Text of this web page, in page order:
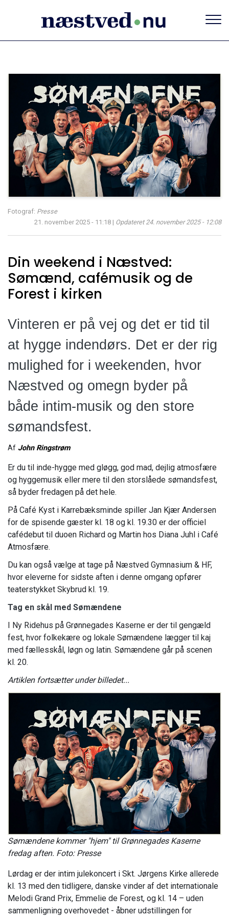
hovedindhold
Fotograf: Presse
21. november 2025 - 11:18 | Opdateret24. november 2025 - 12:08
Din weekend i Næstved:
Sømænd, cafémusik og de
Forest i kirken
Vinteren er på vej og det er tid til
at hygge indendørs. Det er der rig
mulighed for i weekenden, hvor
Næstved og omegn byder på
både intim-musik og den store
sømandsfest.
Af John Ringstrøm
Er du til inde-hygge med gløgg, god mad, dejlig atmosfære
og hyggemusik eller mere til den storslåede sømandsfest,
så byder fredagen på det hele.
På Café Kyst i Karrebæksminde spiller Jan Kjær Andersen
for de spisende gæster kl. 18 og kl. 19.30 er der officiel
cafédebut til duoen Richard og Martin hos Diana Juhl i Café
Atmosfære.
Du kan også vælge at tage på Næstved Gymnasium & HF,
hvor eleverne for sidste aften i denne omgang opfører
teaterstykket Skybrud kl. 19.
Tag en skål med Sømændene
I Ny Ridehus på Grønnegades Kaserne er der til gengæld
fest, hvor folkekære og lokale Sømændene lægger til kaj
med fællesskål, løgn og latin. Sømændene går på scenen
kl. 20.
Artiklen fortsætter under billedet...
Sømændene kommer "hjem" til Grønnegades Kaserne
fredag aften. Foto: Presse
Lørdag er der intim julekoncert i Skt. Jørgens Kirke allerede
kl. 13 med den tidligere, danske vinder af det internationale
Melodi Grand Prix, Emmelie de Forest, og kl. 14 – uden
sammenligning overhovedet - åbner udstillingen for